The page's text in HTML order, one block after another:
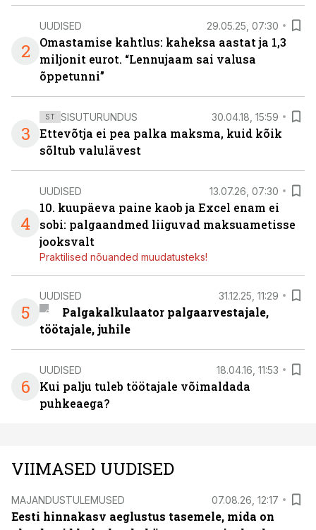
2
UUDISED 29.05.25, 07:30
Omastamise kahtlus: kaheksa aastat ja 1,3
miljonit eurot. “Lennujaam sai valusa
õppetunni”
3
ST SISUTURUNDUS 30.04.18, 15:59
Ettevõtja ei pea palka maksma, kuid kõik
sõltub valulävest
4
UUDISED 13.07.26, 07:30
10. kuupäeva paine kaob ja Excel enam ei
sobi: palgaandmed liiguvad maksuametisse
jooksvalt
Praktilised nõuanded muudatusteks!
5
UUDISED 31.12.25, 11:29
Palgakalkulaator palgaarvestajale,
töötajale, juhile
6
UUDISED 18.04.16, 11:53
Kui palju tuleb töötajale võimaldada
puhkeaega?
VIIMASED UUDISED
MAJANDUSTULEMUSED 07.08.26, 12:17
Eesti hinnakasv aeglustus tasemele, mida on